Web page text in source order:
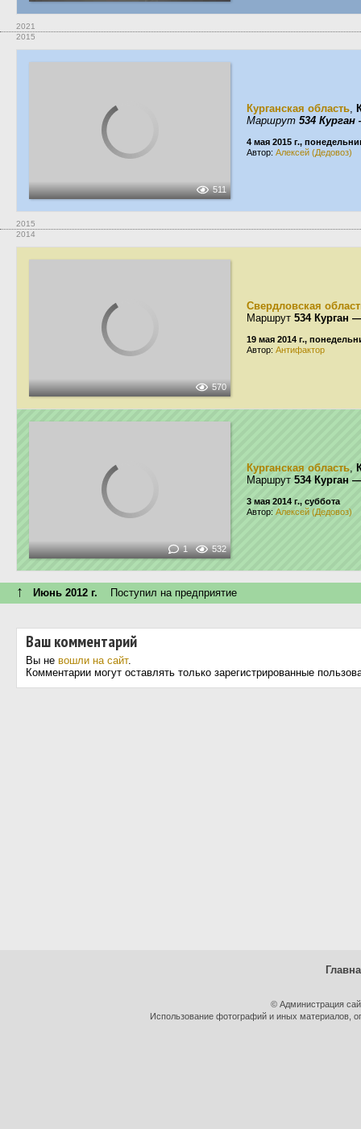
2021
2015
511
Курганская область,
Маршрут 534
4 мая 2015 г.,
Автор: Алексей (Дедовоз)
2015
2014
570
Свердловская
Маршрут 534 Курган
19 мая 2014 г.,
Автор: Антифактор
1 532
Курганская область,
Маршрут 534 Курган
3 мая 2014 г., суббота
Автор: Алексей (Дедовоз)
↑ Июнь 2012 г. Поступил на предприятие
Ваш комментарий
Вы не вошли на сайт.
Комментарии могут оставлять только зарегистрированные
© Администрация
Использование фотографий и иных материалов,